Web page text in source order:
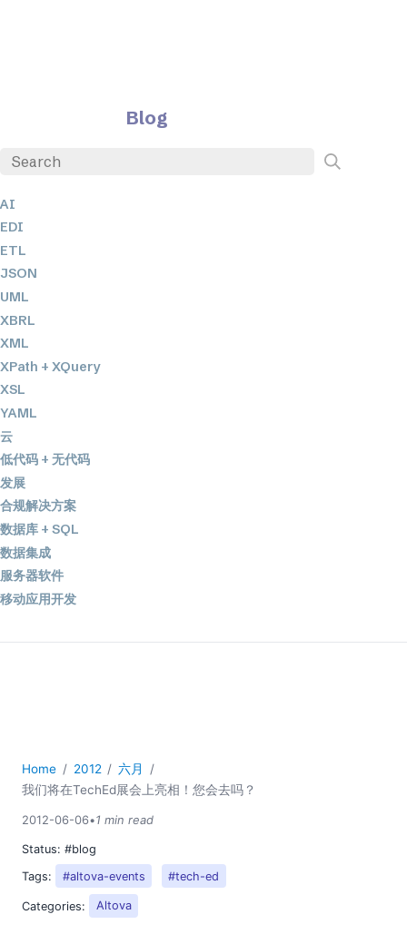
Blog
AI
EDI
ETL
JSON
UML
XBRL
XML
XPath + XQuery
XSL
YAML
云
低代码 + 无代码
发展
合规解决方案
数据库 + SQL
数据集成
服务器软件
移动应用开发
2026
2020
2019
2018
2017
2016
2014
Home 2012
六月
我们将在TechEd展会上亮相！您会去吗？
2012-06-06•1 min read
Status: #blog
Tags:
#altova-events #tech-ed
Categories: Altova